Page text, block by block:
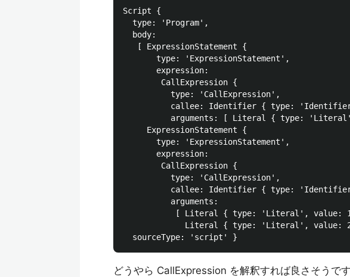
Script {
  type: 'Program',
  body:
   [ ExpressionStatement {
       type: 'ExpressionStatement',
       expression:
        CallExpression {
          type: 'CallExpression',
callee: Identifier { type:
arguments: [ Literal { type:
     ExpressionStatement {
       type: 'ExpressionStatement',
       expression:
        CallExpression {
          type: 'CallExpression',
callee: Identifier { type:
          arguments:
[ Literal { type: 'Literal', value:
Literal { type: 'Literal', value:
どうやら CallExpression を解釈すれば良さそうで